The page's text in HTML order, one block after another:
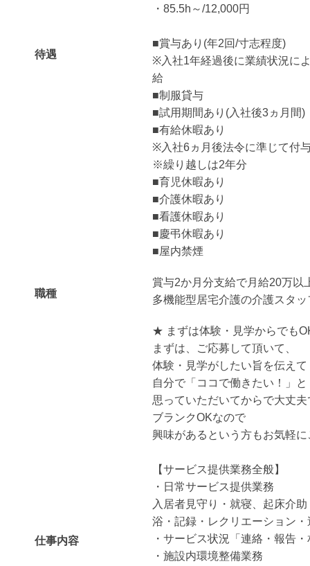
待遇
・85.5h～/12,000円
■賞与あり(年2回/寸志程度)
※入社1年経過後に業績状況に
給
■制服貸与
■試用期間あり(入社後3ヵ月間)
■有給休暇あり
※入社6ヵ月後法令に準じて付
※繰り越しは2年分
■育児休暇あり
■介護休暇あり
■看護休暇あり
■慶弔休暇あり
■屋内禁煙
職種
賞与2か月分支給で月給20万以
多機能型居宅介護の介護スタッ
仕事内容
★ まずは体験・見学からでも
まずは、ご応募して頂いて、
体験・見学がしたい旨を伝えて
自分で「ココで働きたい！」と
思っていただいてからで大丈
ブランクOKなので
興味があるという方もお気軽
【サービス提供業務全般】
・日常サービス提供業務
入居者見守り・就寝、起床介
浴・記録・レクリエーション
・サービス状況「連絡・報告
・施設内環境整備業務